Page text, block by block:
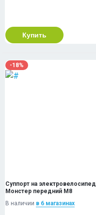
Купить
-18%
Суппорт на электровелосипед
Монстер передний М8
В наличии в 6 магазинах